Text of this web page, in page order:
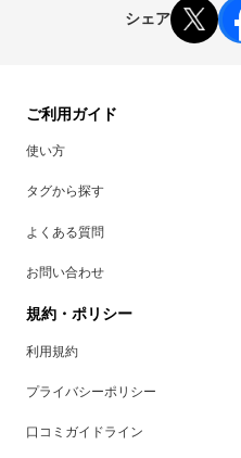
シェア
ご利用ガイド
使い方
タグから探す
よくある質問
お問い合わせ
規約・ポリシー
利用規約
プライバシーポリシー
口コミガイドライン